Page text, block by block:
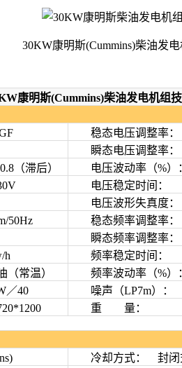
30KW康明斯(Cummins)柴油发电
康明斯(Cummins)柴油发电机组
稳态电压调整率：
瞬态电压调整率
（滞后）
电压波动率（%）
电压稳定时间：
电压波形失真度
50Hz
稳态频率调整率
瞬态频率调整率
h
频率稳定时间：
常温）
频率波动率（%）
40
噪声（LP7m）：
重 量：
冷却方式： 封闭